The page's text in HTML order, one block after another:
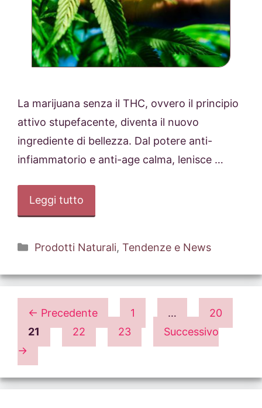
La marijuana senza il THC, ovvero il principio
attivo stupefacente, diventa il nuovo
ingrediente di bellezza. Dal potere anti-
infiammatorio e anti-age calma, lenisce …
Leggi tutto
Categorie
Prodotti Naturali, Tendenze e News
← Precedente Pagina
1 … Pagina
20
Pagina
21 Pagina
22 Pagina
23
Successivo
→